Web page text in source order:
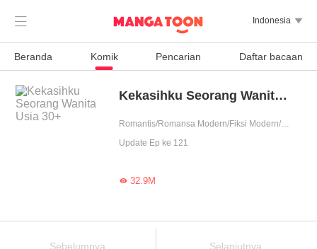
 Indonesia 
Beranda Komik Pencarian Daftar bacaan
Kekasihku Seorang Wanita Usia 30+
Romantis/Romansa Modern/Fiksi Modern/Asmara/Urban/Penyembuhan/Perbedaan usia/Ditakdirkan/Setia/Shota/Wanita perkasa
Update Ep ke 121
32.9M
Sebelumnya Selanjutnya